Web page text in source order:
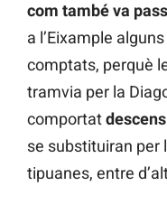
com també va
a l’Eixample
comptats, perquè
tramvia per la
comportat
se substituiran per
tipuanes, entre